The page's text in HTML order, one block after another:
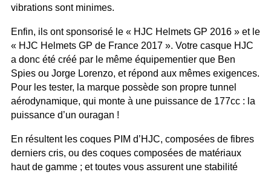
vibrations sont minimes.
Enfin, ils ont sponsorisé le « HJC Helmets GP 2016 » et le
« HJC Helmets GP de France 2017 ». Votre casque HJC
a donc été créé par le même équipementier que Ben
Spies ou Jorge Lorenzo, et répond aux mêmes exigences.
Pour les tester, la marque possède son propre tunnel
aérodynamique, qui monte à une puissance de 177cc : la
puissance d’un ouragan !
En résultent les coques PIM d’HJC, composées de fibres
derniers cris, ou des coques composées de matériaux
haut de gamme ; et toutes vous assurent une stabilité